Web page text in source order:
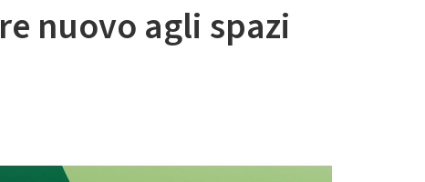
nuovo agli spazi